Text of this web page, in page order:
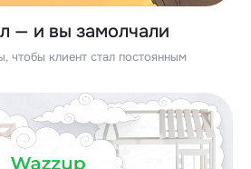
— и вы замолчали
чтобы клиент стал постоянным